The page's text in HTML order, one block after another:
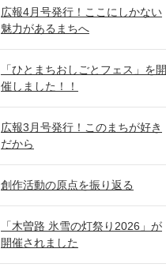
広報4月号発行！ここにしかない
魅力があるまちへ
「ひとまちおしごとフェス」を開
催しました！！
広報3月号発行！このまちが好き
だから
創作活動の原点を振り返る
「木曽路 氷雪の灯祭り2026」が
開催されました